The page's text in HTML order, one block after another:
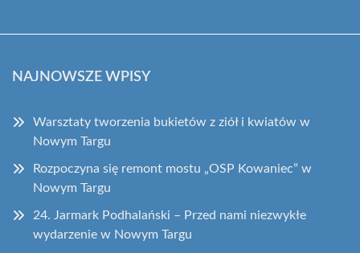
NAJNOWSZE WPISY
Warsztaty tworzenia bukietów z ziół i kwiatów w
Nowym Targu
Rozpoczyna się remont mostu „OSP Kowaniec” w
Nowym Targu
24. Jarmark Podhalański – Przed nami niezwykłe
wydarzenie w Nowym Targu